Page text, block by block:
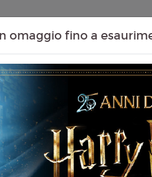
Proiezioni Scolastiche Eventi
Non ci sono
omaggio fino a